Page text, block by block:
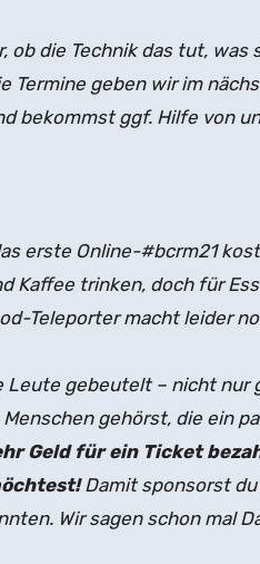
ob die Technik das tut,
Termine geben wir im
bekommst ggf. Hilfe von
erste Online-#bcrm21
Kaffee trinken, doch für
Teleporter macht leider
Leute gebeutelt – nicht nur
gehörst, die ein
Geld für ein Ticket
Damit sponsorst du
Wir sagen schon mal